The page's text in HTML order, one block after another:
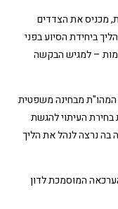
מכניס את הצדדים
ביחידת הסיוע בפני
– למגיש הבקשה
המהו"ת מבחינה משפטית
בחירת העיתוי להגשת
נרצה לנהל את הליך
המוסמכת לדון